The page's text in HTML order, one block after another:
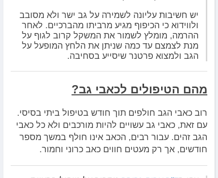
יש חשיבות עליונה לשמירה על גב ישר ולא מסובב
ולווידוא כי הכיפוף מגיע מרביתו מהברכיים. לאחר
ההרמה, מומלץ לשמור את המשקל קרוב לגוף על
מנת לצמצם עד כמה שניתן את הלחץ המופעל על
הגב ולמצוא פרטנר שיסייע בסחיבה.
מהם הטיפולים לכאבי גב?
רוב כאבי הגב חולפים תוך חודש בטיפול ביתי בסיסי.
עם זאת, כאבי גב עשויים להיות מורכבים ולא כל כאבי
הגב זהים. עבור רבים, הכאב אינו חולף במשך מספר
חודשים, אך רק מעטים חווים כאב כרוני וחמור.